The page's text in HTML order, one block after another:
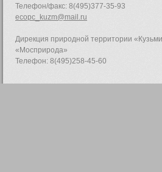
Телефон/факс: 8(495)377-35-93
ecopc_kuzm@mail.ru
Дирекция природной территории
«Мосприрода»
Телефон: 8(495)258-45-60